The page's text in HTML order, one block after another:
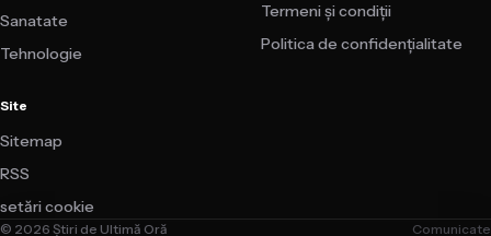
Sanatate
Tehnologie
Termeni și condiții
Politica de confidențialitate
Site
Sitemap
RSS
setări cookie
© 2026 Știri de Ultimă Oră Comunicate